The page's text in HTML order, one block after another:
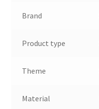
Brand
Product type
Theme
Material